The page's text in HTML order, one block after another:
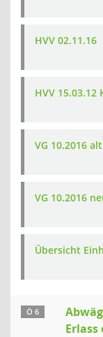
HVV 02.11.16
HVV 15.03.12
VG 10.2016 alt
VG 10.2016
Übersicht
Ö 6